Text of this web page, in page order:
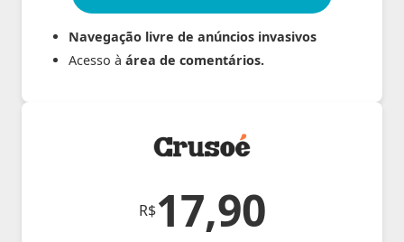
Navegação livre de anúncios invasivos
Acesso à área de comentários.
R$17,90